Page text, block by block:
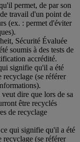
permet, de par son
travail d'un point de
(ex. : permet d'éviter
Sécurité Évaluée
soumis à des tests de
accrédité.
signifie qu'il a été
recyclage (se référer
dire que lors de sa
être recyclés
de recyclage
qui signifie qu'il a été
recyclage (se référer